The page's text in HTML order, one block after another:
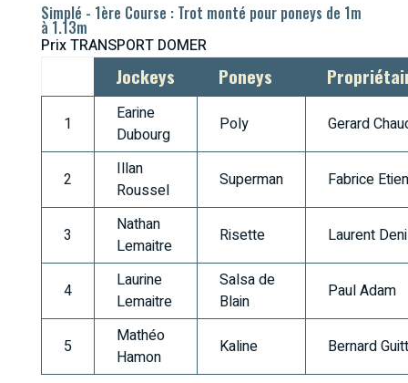
Simplé - 1ère Course : Trot monté pour poneys de 1m
à 1.13m
Prix TRANSPORT DOMER
Jockeys Poneys
1
Earine
Dubourg
Poly Gerard
2
Illan
Roussel
Superman Fabrice
3
Nathan
Lemaitre
Risette Laurent
4
Laurine
Lemaitre
Salsa de
Blain
Paul Adam
5
Mathéo
Hamon
Kaline Bernard